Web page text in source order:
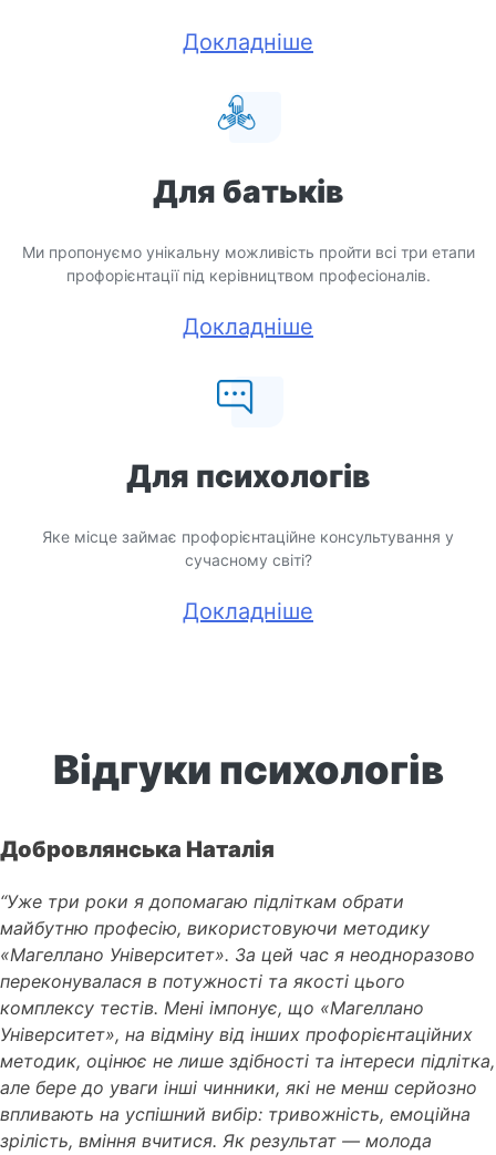
Докладніше
Для батьків
Ми пропонуємо унікальну можливість пройти всі три етапи
профорієнтації під керівництвом професіоналів.
Докладніше
Для психологів
Яке місце займає профорієнтаційне консультування у
сучасному світі?
Докладніше
Відгуки психологів
Добровлянська Наталія
“Уже три роки я допомагаю підліткам обрати
майбутню професію, використовуючи методику
«Магеллано Університет». За цей час я неодноразово
переконувалася в потужності та якості цього
комплексу тестів. Мені імпонує, що «Магеллано
Університет», на відміну від інших профорієнтаційних
методик, оцінює не лише здібності та інтереси підлітка,
але бере до уваги інші чинники, які не менш серйозно
впливають на успішний вибір: тривожність, емоційна
зрілість, вміння вчитися. Як результат — молода